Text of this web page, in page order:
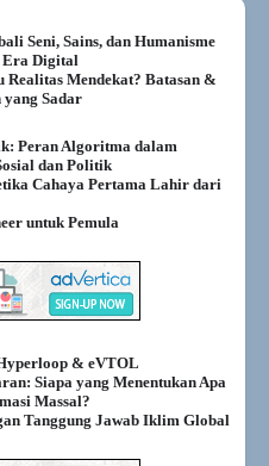
Seni, Sains, dan Humanisme
Era Digital
Realitas Mendekat? Batasan &
yang Sadar
Peran Algoritma dalam
dan Politik
Cahaya Pertama Lahir dari
untuk Pemula
& eVTOL
Siapa yang Menentukan Apa
Massal?
Tanggung Jawab Iklim Global